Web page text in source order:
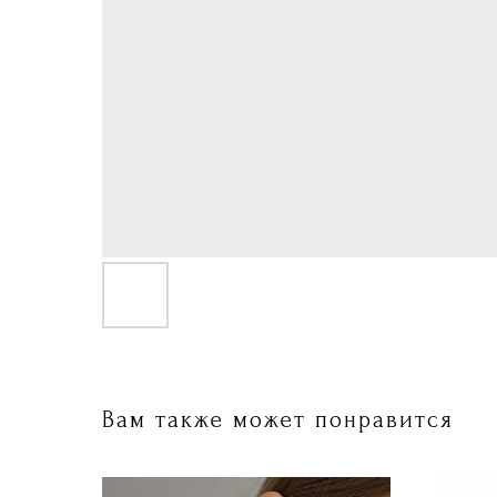
Вам также может понравится